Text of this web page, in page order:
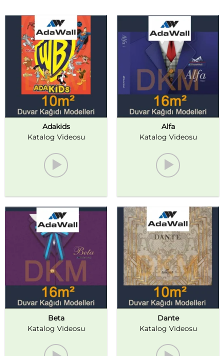
Adakids
Katalog Videosu
Alfa
Katalog Videosu
Beta
Katalog Videosu
Dante
Katalog Videosu